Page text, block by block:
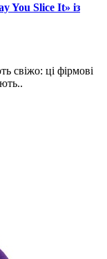
You Slice It» із
свіжо: ці фірмові